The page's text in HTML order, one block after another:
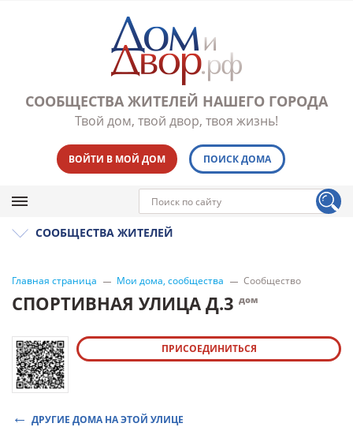
СООБЩЕСТВА ЖИТЕЛЕЙ НАШЕГО ГОРОДА
Твой дом, твой двор, твоя жизнь!
ВОЙТИ В МОЙ ДОМ ПОИСК ДОМА
СООБЩЕСТВА ЖИТЕЛЕЙ
Главная страница Мои дома, сообщества Сообщество
СПОРТИВНАЯ УЛИЦА Д.3 дом
ПРИСОЕДИНИТЬСЯ
ДРУГИЕ ДОМА НА ЭТОЙ УЛИЦЕ